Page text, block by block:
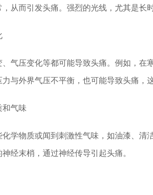
，从而引发头痛。强烈的光线，尤其是长
、气压变化等都可能导致头痛。例如，在
力与外界气压不平衡，也可能导致头痛，
和气味
化学物质或闻到刺激性气味，如油漆、清
神经末梢，通过神经传导引起头痛。